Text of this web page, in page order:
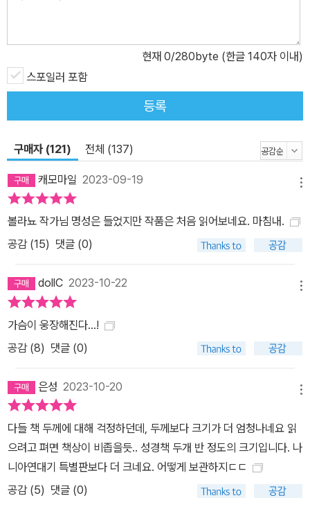
진 이야기들이 이어지거나 변형되기도 하며 하나의 지표를 형성하지
만 무엇을 가리키고 있는지는 독자의 해석에 따라 달라진다. 등장인
물 또한 작품들을 넘나들며 여러 가지 모습으로 분(扮)하여 볼라뇨
작품의 전체적인 연결성을 나타낸다. 역사 속 실존 인물을 그대로 끌
한다. 허상과 실재, 과거와 현재의 구분이 명확하지 않기 때문에, 독자
명의 탐정이 되어 흩어진 퍼즐을 맞춰 가기 시작하면, 볼라뇨의 작품
이 갖는 탁월함과 치밀함에 감탄하게 된다. 볼라뇨 문학의 특징 중 한
가지 확실한 것은 볼라뇨는 이 세계의 그늘진 곳을 항상 주시하며 악
(惡)에 관하여 말하고자 했다는 점이다. 특히 『2666』은 죽음을 앞둔
볼라뇨가 목숨과 맞바꿔 가면서 세상에 들려주고자 한 악, 그 자체의
핏빛 교향곡이다. 볼라뇨는 이 작품을 통해 후아레스에서 자행되는
여성 연쇄 살인 사건을 언급하고자 했다. 생전의 인터뷰에서도 <[지
옥은] 후아레스 시 같다. 그곳은 우리의 저주이자 우리의 거울이다.
우리의 좌절에 대한 불안한 거울이며, 우리의 자유와 욕망에 대한 치
후아레스의 여성 연쇄 살인 사건에서 최고조에 이르고 있음을 보고,
지옥의 형상화와 악의 본질을 통해 이 시대에 메시지를 전달하고자
했다. 그는『2666』에서 사건의 집결지가 되는 멕시코의 산타테레사
를 통해 범죄로 점철된 세상의 그늘과 공포를 그려 낸다. 볼라뇨는 『2
666』에서 <연쇄 살인마>와 <유령 작가>라는 두 가지 축을 통해 전
어떻게 진화해 왔는지를 파헤치고 있다. 보리스 안스키의 일기에서
현재 0/280byte (한글 140자 이내)
스포일러 포함
등록
구매자 (121) 전체 (137)
캐모마일 2023-09-19
볼라뇨 작가님 명성은 들었지만 작품은 처음 읽어보네요. 마침내.
공감 (15) 댓글 (0)
dollC 2023-10-22
가슴이 웅장해진다...!
공감 (8) 댓글 (0)
은성 2023-10-20
다들 책 두께에 대해 걱정하던데, 두께보다 크기가 더 엄청나네요 읽
으려고 펴면 책상이 비좁을듯.. 성경책 두개 반 정도의 크기입니다. 나
니아연대기 특별판보다 더 크네요. 어떻게 보관하지ㄷㄷ
공감 (5) 댓글 (0)